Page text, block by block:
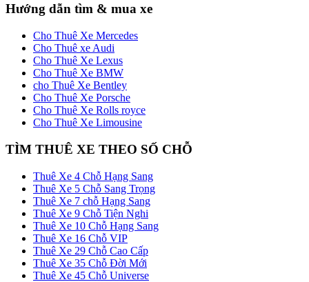
Hướng dẫn tìm & mua xe
Cho Thuê Xe Mercedes
Cho Thuê xe Audi
Cho Thuê Xe Lexus
Cho Thuê Xe BMW
cho Thuê Xe Bentley
Cho Thuê Xe Porsche
Cho Thuê Xe Rolls royce
Cho Thuê Xe Limousine
TÌM THUÊ XE THEO SỐ CHỖ
Thuê Xe 4 Chỗ Hạng Sang
Thuê Xe 5 Chỗ Sang Trọng
Thuê Xe 7 chỗ Hạng Sang
Thuê Xe 9 Chỗ Tiện Nghi
Thuê Xe 10 Chỗ Hạng Sang
Thuê Xe 16 Chỗ VIP
Thuê Xe 29 Chỗ Cao Cấp
Thuê Xe 35 Chỗ Đời Mới
Thuê Xe 45 Chỗ Universe